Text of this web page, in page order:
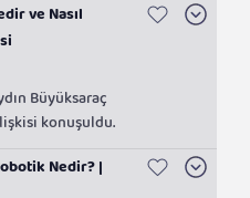
ve Nasıl
Büyüksaraç
konuşuldu.
Nedir? |